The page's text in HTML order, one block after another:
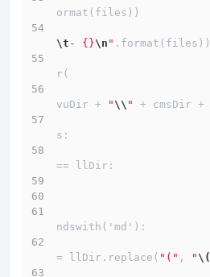
ormat(files))
\t - {}\n " .format(files))
r(
vuDir + " \\ " + cmsDir +
s:
== llDir:
ndswith('md'):
= llDir.replace( "(" , " \(